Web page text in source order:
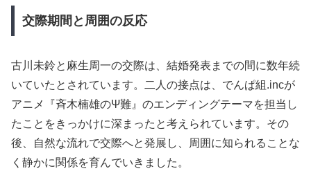
交際期間と周囲の反応
古川未鈴と麻生周一の交際は、結婚発表までの間に数年続
いていたとされています。二人の接点は、でんぱ組.incが
アニメ『斉木楠雄のΨ難』のエンディングテーマを担当し
たことをきっかけに深まったと考えられています。その
後、自然な流れで交際へと発展し、周囲に知られることな
く静かに関係を育んでいきました。